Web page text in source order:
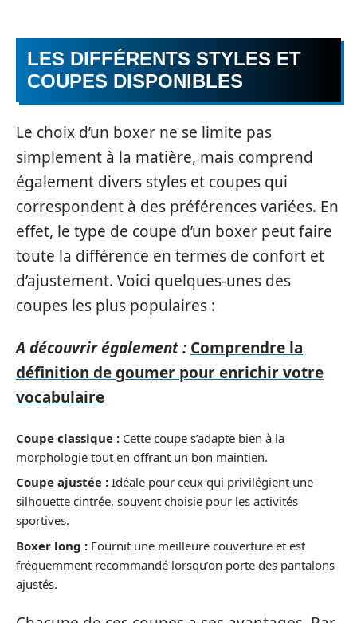
LES DIFFÉRENTS STYLES ET
COUPES DISPONIBLES
Le choix d’un boxer ne se limite pas
simplement à la matière, mais comprend
également divers styles et coupes qui
correspondent à des préférences variées. En
effet, le type de coupe d’un boxer peut faire
toute la différence en termes de confort et
d’ajustement. Voici quelques-unes des
coupes les plus populaires :
A découvrir également : Comprendre la
définition de goumer pour enrichir votre
vocabulaire
Coupe classique : Cette coupe s’adapte bien à la
morphologie tout en offrant un bon maintien.
Coupe ajustée : Idéale pour ceux qui privilégient une
silhouette cintrée, souvent choisie pour les activités
sportives.
Boxer long : Fournit une meilleure couverture et est
fréquemment recommandé lorsqu’on porte des pantalons
ajustés.